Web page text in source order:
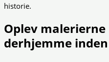
historie.
Oplev malerierne
derhjemme